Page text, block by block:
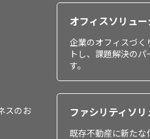
スのお
オフィスソリュ
企業のオフィスづく
トし、課題解決の
す。
ファシリティソ
既存不動産に新たな